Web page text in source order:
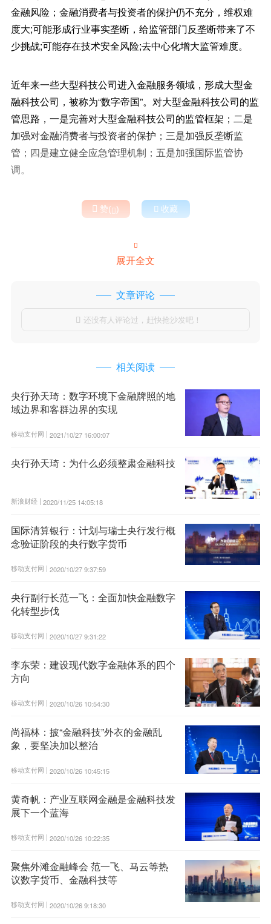
金融风险；金融消费者与投资者的保护仍不充分，维权难
度大;可能形成行业事实垄断，给监管部门反垄断带来了不
少挑战;可能存在技术安全风险;去中心化增大监管难度。
近年来一些大型科技公司进入金融服务领域，形成大型金
融科技公司，被称为“数字帝国”。对大型金融科技公司的监
管思路，一是完善对大型金融科技公司的监管框架；二是
加强对金融消费者与投资者的保护；三是加强反垄断监
管；四是建立健全应急管理机制；五是加强国际监管协
调。
 赞()  收藏

展开全文
文章评论
 还没有人评论过，赶快抢沙发吧！
相关阅读
央行孙天琦：数字环境下金融牌照的地
域边界和客群边界的实现
移动支付网 | 2021/10/27 16:00:07
央行孙天琦：为什么必须整肃金融科技
新浪财经 | 2020/11/25 14:05:18
国际清算银行：计划与瑞士央行发行概
念验证阶段的央行数字货币
移动支付网 | 2020/10/27 9:37:59
央行副行长范一飞：全面加快金融数字
化转型步伐
移动支付网 | 2020/10/27 9:31:22
李东荣：建设现代数字金融体系的四个
方向
移动支付网 | 2020/10/26 10:54:30
尚福林：披“金融科技”外衣的金融乱
象，要坚决加以整治
移动支付网 | 2020/10/26 10:45:15
黄奇帆：产业互联网金融是金融科技发
展下一个蓝海
移动支付网 | 2020/10/26 10:22:35
聚焦外滩金融峰会 范一飞、马云等热
议数字货币、金融科技等
移动支付网 | 2020/10/26 9:18:30